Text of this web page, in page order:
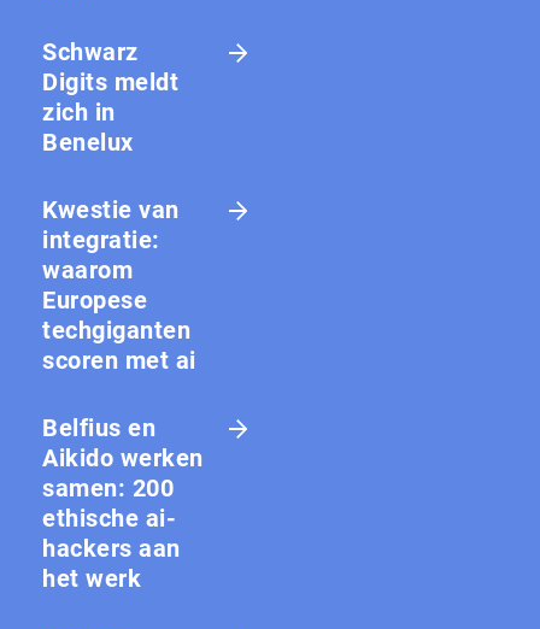
Schwarz
Digits meldt
zich in
Benelux
Kwestie van
integratie:
waarom
Europese
techgiganten
scoren met ai
Belfius en
Aikido werken
samen: 200
ethische ai-
hackers aan
het werk